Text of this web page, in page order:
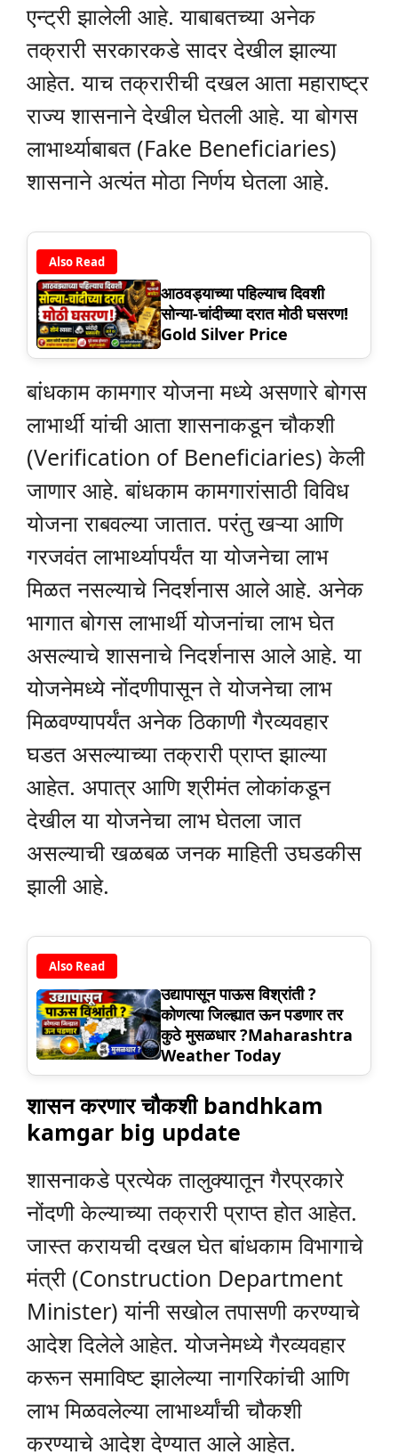
एन्ट्री झालेली आहे. याबाबतच्या अनेक
तक्रारी सरकारकडे सादर देखील झाल्या
आहेत. याच तक्रारीची दखल आता महाराष्ट्र
राज्य शासनाने देखील घेतली आहे. या बोगस
लाभार्थ्याबाबत (Fake Beneficiaries)
शासनाने अत्यंत मोठा निर्णय घेतला आहे.
Also Read
आठवड्याच्या पहिल्याच दिवशी
सोन्या-चांदीच्या दरात मोठी घसरण!
Gold Silver Price
बांधकाम कामगार योजना मध्ये असणारे बोगस
लाभार्थी यांची आता शासनाकडून चौकशी
(Verification of Beneficiaries) केली
जाणार आहे. बांधकाम कामगारांसाठी विविध
योजना राबवल्या जातात. परंतु खऱ्या आणि
गरजवंत लाभार्थ्यापर्यंत या योजनेचा लाभ
मिळत नसल्याचे निदर्शनास आले आहे. अनेक
भागात बोगस लाभार्थी योजनांचा लाभ घेत
असल्याचे शासनाचे निदर्शनास आले आहे. या
योजनेमध्ये नोंदणीपासून ते योजनेचा लाभ
मिळवण्यापर्यंत अनेक ठिकाणी गैरव्यवहार
घडत असल्याच्या तक्रारी प्राप्त झाल्या
आहेत. अपात्र आणि श्रीमंत लोकांकडून
देखील या योजनेचा लाभ घेतला जात
असल्याची खळबळ जनक माहिती उघडकीस
झाली आहे.
Also Read
उद्यापासून पाऊस विश्रांती ?
कोणत्या जिल्ह्यात ऊन पडणार तर
कुठे मुसळधार ?Maharashtra
Weather Today
शासन करणार चौकशी bandhkam
kamgar big update
शासनाकडे प्रत्येक तालुक्यातून गैरप्रकारे
नोंदणी केल्याच्या तक्रारी प्राप्त होत आहेत.
जास्त करायची दखल घेत बांधकाम विभागाचे
मंत्री (Construction Department
Minister) यांनी सखोल तपासणी करण्याचे
आदेश दिलेले आहेत. योजनेमध्ये गैरव्यवहार
करून समाविष्ट झालेल्या नागरिकांची आणि
लाभ मिळवलेल्या लाभार्थ्यांची चौकशी
करण्याचे आदेश देण्यात आले आहेत.